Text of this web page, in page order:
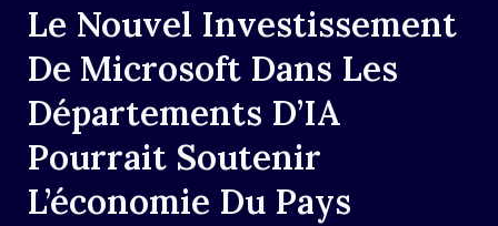
Le Nouvel Investissement
De Microsoft Dans Les
Départements D’IA
Pourrait Soutenir
L’économie Du Pays